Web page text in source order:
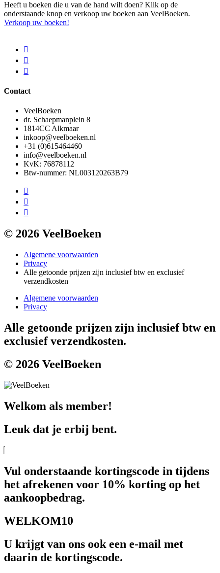
Heeft u boeken die u van de hand wilt doen? Klik op de
onderstaande knop en verkoop uw boeken aan VeelBoeken.
Verkoop uw boeken!
Contact
VeelBoeken
dr. Schaepmanplein 8
1814CC Alkmaar
inkoop@veelboeken.nl
+31 (0)615464460
info@veelboeken.nl
KvK: 76878112
Btw-nummer: NL003120263B79
© 2026 VeelBoeken
Algemene voorwaarden
Privacy
Alle getoonde prijzen zijn inclusief btw en exclusief
verzendkosten
Algemene voorwaarden
Privacy
Alle getoonde prijzen zijn inclusief btw en
exclusief verzendkosten.
© 2026 VeelBoeken
Welkom als member!
Leuk dat je erbij bent.
Vul onderstaande kortingscode in tijdens
het afrekenen voor 10% korting op het
aankoopbedrag.
WELKOM10
U krijgt van ons ook een e-mail met
daarin de kortingscode.